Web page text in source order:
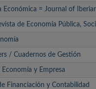
Económica = Journal of
de Economía Pública,
/ Cuadernos de Gestión
y Empresa
Financiación y Contabilidad